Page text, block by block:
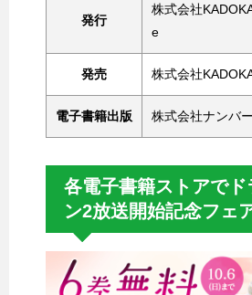
発行
株式会社
e
発売 株式会社
電子書籍出版 株式会社ナンバ
各電子書籍ストアでド
ン2放送開始記念フェ